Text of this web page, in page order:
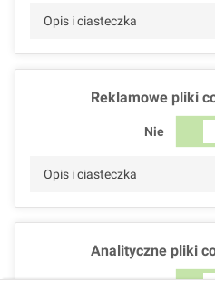
Opis i ciasteczka
Reklamowe pliki
Nie
Opis i ciasteczka
Analityczne pliki